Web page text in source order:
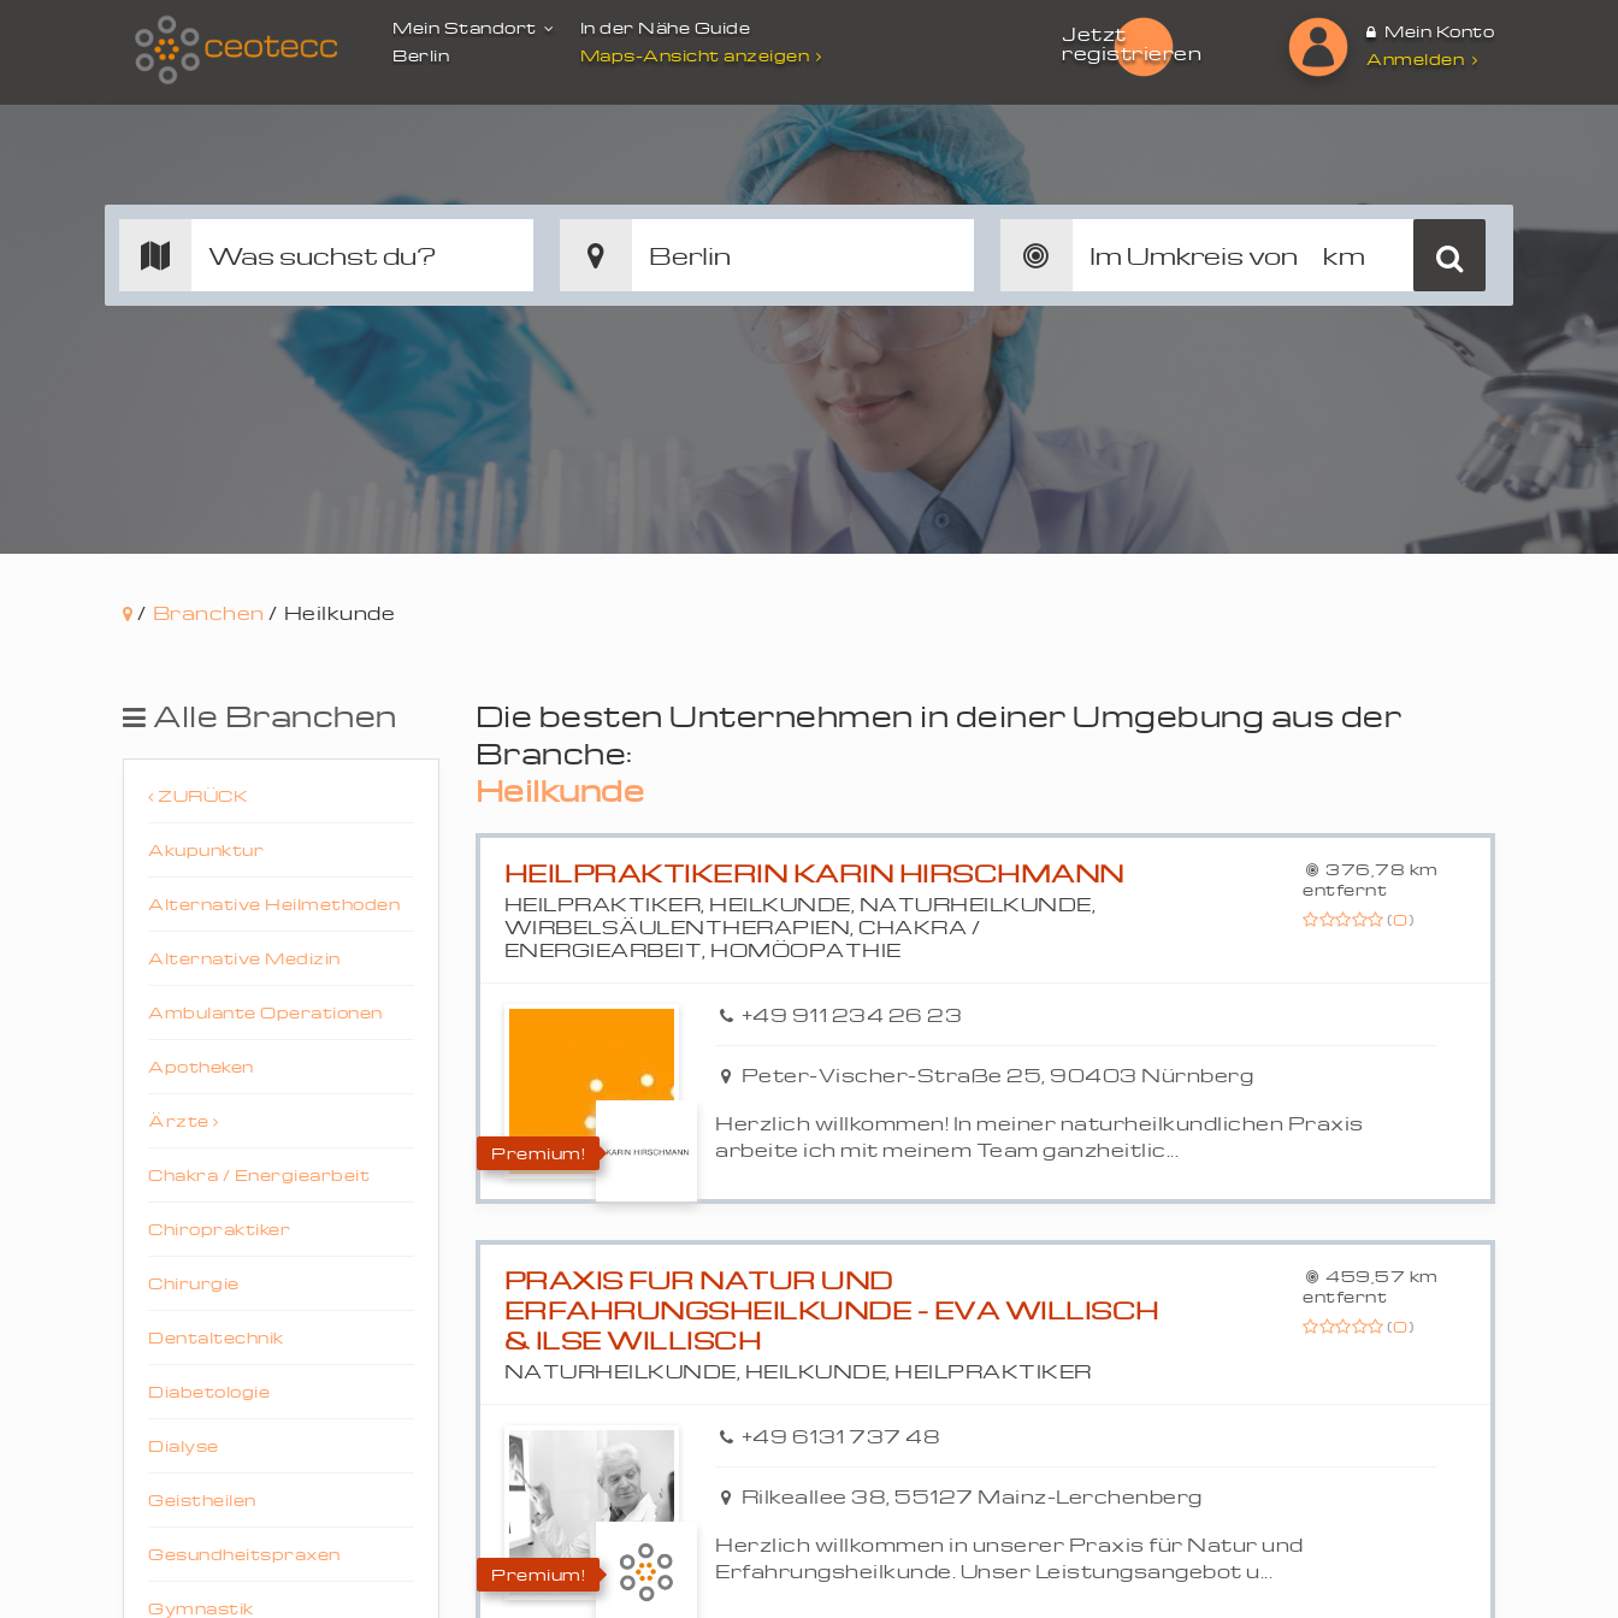
Mein Standort
Berlin
In der Nähe Guide
Maps-Ansicht anzeigen
Jetzt
registrieren
Mein Konto
Anmelden
/ Branchen / Heilkunde
Alle Branchen
ZURÜCK
Akupunktur
Alternative Heilmethoden
Alternative Medizin
Ambulante Operationen
Apotheken
Ärzte
Chakra / Energiearbeit
Chiropraktiker
Chirurgie
Dentaltechnik
Diabetologie
Dialyse
Geistheilen
Gesundheitspraxen
Gymnastik
Die besten Unternehmen in deiner Umgebung aus der
Branche:
Heilkunde
HEILPRAKTIKERIN KARIN HIRSCHMANN
HEILPRAKTIKER, HEILKUNDE, NATURHEILKUNDE,
WIRBELSÄULENTHERAPIEN, CHAKRA /
ENERGIEARBEIT, HOMÖOPATHIE
376,78 km
entfernt
(0)
Premium!
+49 911 234 26 23
Peter-Vischer-Straße 25, 90403 Nürnberg
Herzlich willkommen! In meiner naturheilkundlichen Praxis
arbeite ich mit meinem Team ganzheitlic...
PRAXIS FÜR NATUR UND
ERFAHRUNGSHEILKUNDE - EVA WILLISCH
& ILSE WILLISCH
NATURHEILKUNDE, HEILKUNDE, HEILPRAKTIKER
459,57 km
entfernt
(0)
Premium!
+49 6131 737 48
Rilkeallee 38, 55127 Mainz-Lerchenberg
Herzlich willkommen in unserer Praxis für Natur und
Erfahrungsheilkunde. Unser Leistungsangebot u...